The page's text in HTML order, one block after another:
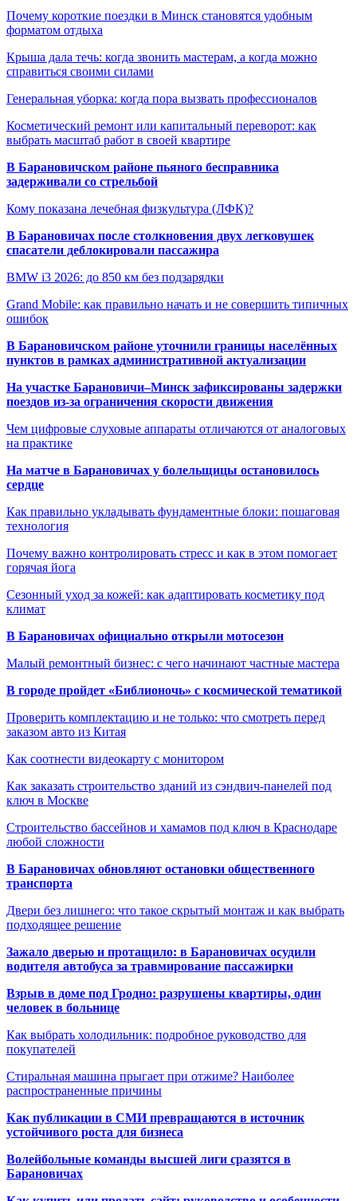
Почему короткие поездки в Минск становятся удобным
форматом отдыха
Крыша дала течь: когда звонить мастерам, а когда можно
справиться своими силами
Генеральная уборка: когда пора вызвать профессионалов
Косметический ремонт или капитальный переворот: как
выбрать масштаб работ в своей квартире
В Барановичском районе пьяного бесправника
задерживали со стрельбой
Кому показана лечебная физкультура (ЛФК)?
В Барановичах после столкновения двух легковушек
спасатели деблокировали пассажира
BMW i3 2026: до 850 км без подзарядки
Grand Mobile: как правильно начать и не совершить типичных
ошибок
В Барановичском районе уточнили границы населённых
пунктов в рамках административной актуализации
На участке Барановичи–Минск зафиксированы задержки
поездов из-за ограничения скорости движения
Чем цифровые слуховые аппараты отличаются от аналоговых
на практике
На матче в Барановичах у болельщицы остановилось
сердце
Как правильно укладывать фундаментные блоки: пошаговая
технология
Почему важно контролировать стресс и как в этом помогает
горячая йога
Сезонный уход за кожей: как адаптировать косметику под
климат
В Барановичах официально открыли мотосезон
Малый ремонтный бизнес: с чего начинают частные мастера
В городе пройдет «Библионочь» с космической тематикой
Проверить комплектацию и не только: что смотреть перед
заказом авто из Китая
Как соотнести видеокарту с монитором
Как заказать строительство зданий из сэндвич-панелей под
ключ в Москве
Строительство бассейнов и хамамов под ключ в Краснодаре
любой сложности
В Барановичах обновляют остановки общественного
транспорта
Двери без лишнего: что такое скрытый монтаж и как выбрать
подходящее решение
Зажало дверью и протащило: в Барановичах осудили
водителя автобуса за травмирование пассажирки
Взрыв в доме под Гродно: разрушены квартиры, один
человек в больнице
Как выбрать холодильник: подробное руководство для
покупателей
Стиральная машина прыгает при отжиме? Наиболее
распространенные причины
Как публикации в СМИ превращаются в источник
устойчивого роста для бизнеса
Волейбольные команды высшей лиги сразятся в
Барановичах